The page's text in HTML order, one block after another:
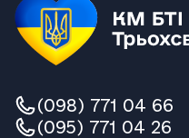
(098) 771 04 66
(095) 771 04 26